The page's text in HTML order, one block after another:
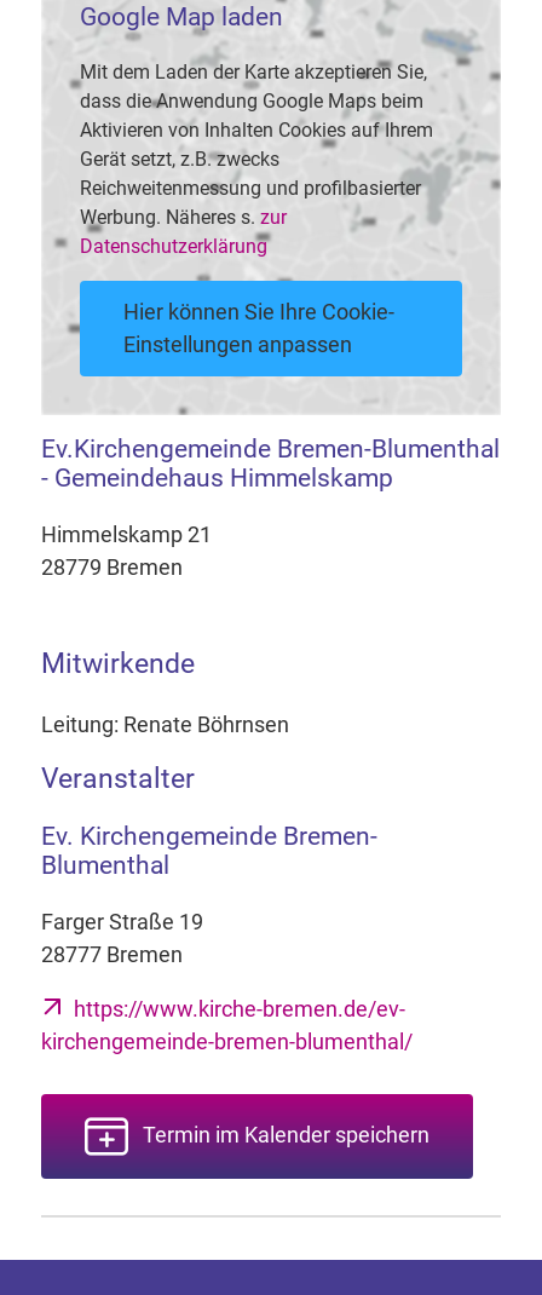
Google Map laden
Mit dem Laden der Karte akzeptieren Sie,
dass die Anwendung Google Maps beim
Aktivieren von Inhalten Cookies auf Ihrem
Gerät setzt, z.B. zwecks
Reichweitenmessung und profilbasierter
Werbung. Näheres s. zur
Datenschutzerklärung
Hier können Sie Ihre Cookie-
Einstellungen anpassen
Ev.Kirchengemeinde Bremen-Blumenthal
- Gemeindehaus Himmelskamp
Himmelskamp 21
28779 Bremen
Mitwirkende
Leitung: Renate Böhrnsen
Veranstalter
Ev. Kirchengemeinde Bremen-
Blumenthal
Farger Straße 19
28777 Bremen
https://www.kirche-bremen.de/ev-
kirchengemeinde-bremen-blumenthal/
Termin im Kalender speichern